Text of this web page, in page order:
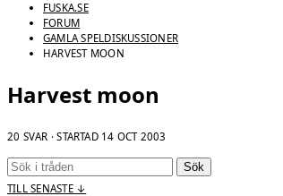
FUSKA.SE
FORUM
GAMLA SPELDISKUSSIONER
HARVEST MOON
Harvest moon
20 SVAR · STARTAD 14 OCT 2003
Sök
TILL SENASTE ↓